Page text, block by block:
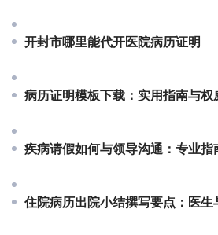
开封市哪里能代开医院病历证明
病历证明模板下载：实用指南与权
疾病请假如何与领导沟通：专业指
住院病历出院小结撰写要点：医生